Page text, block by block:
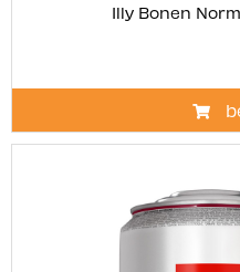
Illy Bonen